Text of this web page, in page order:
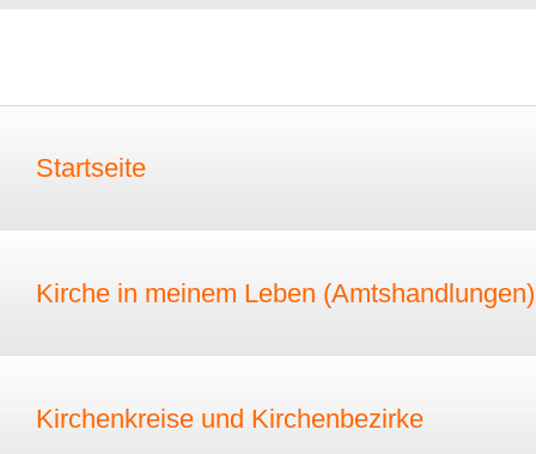
Startseite
Kirche in meinem Leben (Amtshandlungen)
Kirchenkreise und Kirchenbezirke